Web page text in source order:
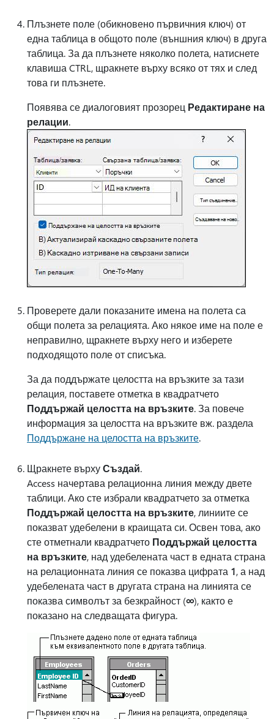
Плъзнете поле (обикновено първичния ключ) от
една таблица в общото поле (външния ключ) в друга
таблица. За да плъзнете няколко полета, натиснете
клавиша CTRL, щракнете върху всяко от тях и след
това ги плъзнете.
Появява се диалоговият прозорец Редактиране на
релации.
Проверете дали показаните имена на полета са
общи полета за релацията. Ако някое име на поле е
неправилно, щракнете върху него и изберете
подходящото поле от списъка.
За да поддържате целостта на връзките за тази
релация, поставете отметка в квадратчето
Поддържай целостта на връзките. За повече
информация за целостта на връзките вж. раздела
Поддържане на целостта на връзките.
Щракнете върхуСъздай.
Access начертава релационна линия между двете
таблици. Ако сте избрали квадратчето за отметка
Поддържай целостта на връзките, линиите се
показват удебелени в краищата си. Освен това, ако
сте отметнали квадратчето Поддържай целостта
на връзките, над удебелената част в едната страна
на релационната линия се показва цифрата 1, а над
удебелената част в другата страна на линията се
показва символът за безкрайност (∞), както е
показано на следващата фигура.